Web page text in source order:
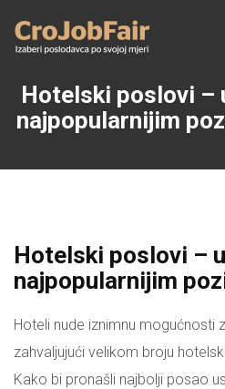
Hotelski poslovi –
najpopularnijim
Hotelski poslovi –
najpopularnijim
Hoteli nude iznimnu mogućnosti
zahvaljujući velikom broju
Kako bi pronašli najbolji posao